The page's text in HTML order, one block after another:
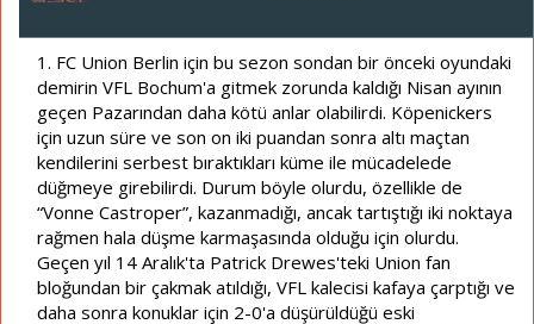
ş
r
i
h
i
1. FC Union Berlin için bu sezon sondan bir önceki oyundaki
demirin VFL Bochum'a gitmek zorunda kaldığı Nisan ayının
geçen Pazarından daha kötü anlar olabilirdi. Köpenickers
için uzun süre ve son on iki puandan sonra altı maçtan
kendilerini serbest bıraktıkları küme ile mücadelede
düğmeye girebilirdi. Durum böyle olurdu, özellikle de
“Vonne Castroper”, kazanmadığı, ancak tartıştığı iki noktaya
rağmen hala düşme karmaşasında olduğu için olurdu.
Geçen yıl 14 Aralık'ta Patrick Drewes'teki Union fan
bloğundan bir çakmak atıldığı, VFL kalecisi kafaya çarptığı ve
daha sonra konuklar için 2-0'a düşürüldüğü eski